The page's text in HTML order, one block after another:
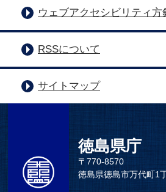
ウェブアクセシビリティ方
RSSについて
サイトマップ
徳島県庁
〒770-8570
徳島県徳島市万代町1